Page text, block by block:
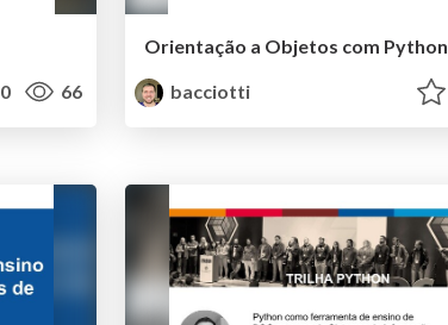
0 66
Orientação a Objetos com Python
bacciotti